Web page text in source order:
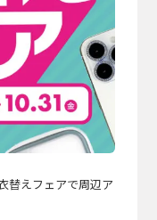
替えフェアで周辺ア